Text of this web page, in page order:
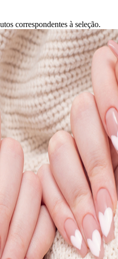
correspondentes à seleção.